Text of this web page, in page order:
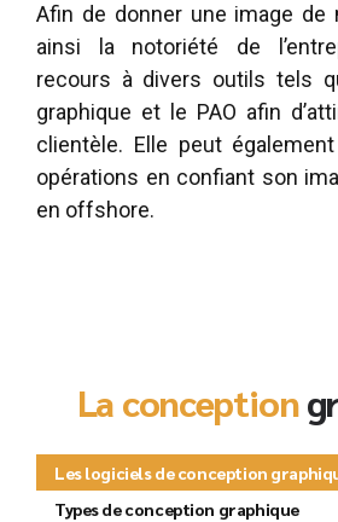
Afin de donner une image de
ainsi la notoriété de
recours à divers outils tels
graphique et le PAO afin
clientèle. Elle peut
opérations en confiant son
en offshore.
La conception
Les logiciels de conception
Types de conception graphique